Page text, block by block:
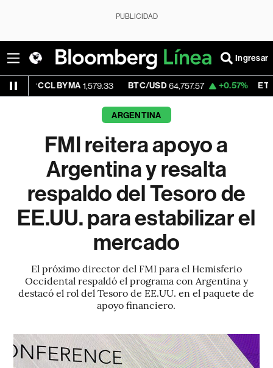
PUBLICIDAD
Ingresar
1,579.33 BTC/USD 64,757.57 +0.57% ETH/USD
ARGENTINA
FMI reitera apoyo a
Argentina y resalta
respaldo del Tesoro de
EE.UU. para estabilizar el
mercado
El próximo director del FMI para el Hemisferio
Occidental respaldó el programa con Argentina y
destacó el rol del Tesoro de EE.UU. en el paquete de
apoyo financiero.